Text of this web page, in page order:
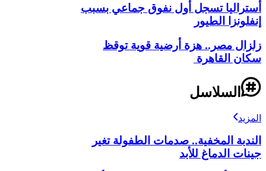
أستراليا تسجل أول نفوق جماعي بسبب
إنفلونزا الطيور
زلزال مصر.. هزة أرضية قوية توقظ
سكان القاهرة
السلاسل
المزيد
الندبة المخفية.. صدمات الطفولة تغير
جينات الدماغ للأبد